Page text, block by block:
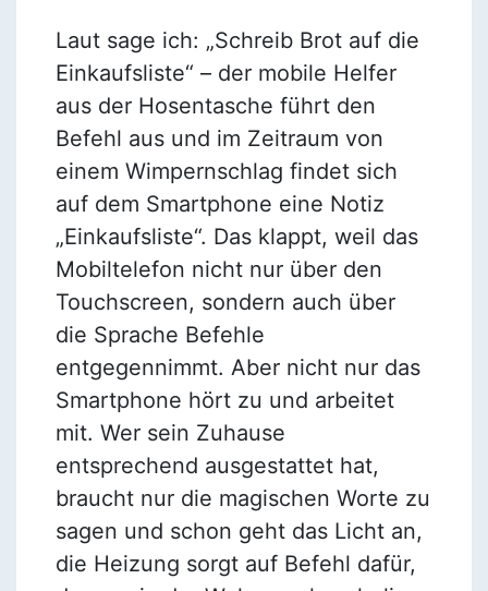
Laut sage ich: „Schreib Brot auf die
Einkaufsliste“ – der mobile Helfer
aus der Hosentasche führt den
Befehl aus und im Zeitraum von
einem Wimpernschlag findet sich
auf dem Smartphone eine Notiz
„Einkaufsliste“. Das klappt, weil das
Mobiltelefon nicht nur über den
Touchscreen, sondern auch über
die Sprache Befehle
entgegennimmt. Aber nicht nur das
Smartphone hört zu und arbeitet
mit. Wer sein Zuhause
entsprechend ausgestattet hat,
braucht nur die magischen Worte zu
sagen und schon geht das Licht an,
die Heizung sorgt auf Befehl dafür,